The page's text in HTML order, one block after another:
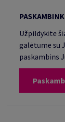
Užpildykite
galėtume su
paskambins